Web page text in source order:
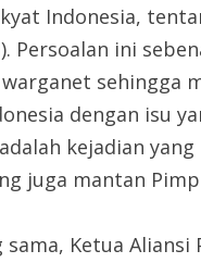
Indonesia,
Persoalan ini
sehingga
dengan isu
kejadian
juga mantan
Ketua